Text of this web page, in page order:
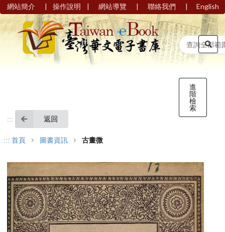
網站簡介 | 操作說明 | 網站導覽 | 聯絡我們 | English
進
階
檢
索
::: 返回
::: 首頁 圖書資訊 古畫微